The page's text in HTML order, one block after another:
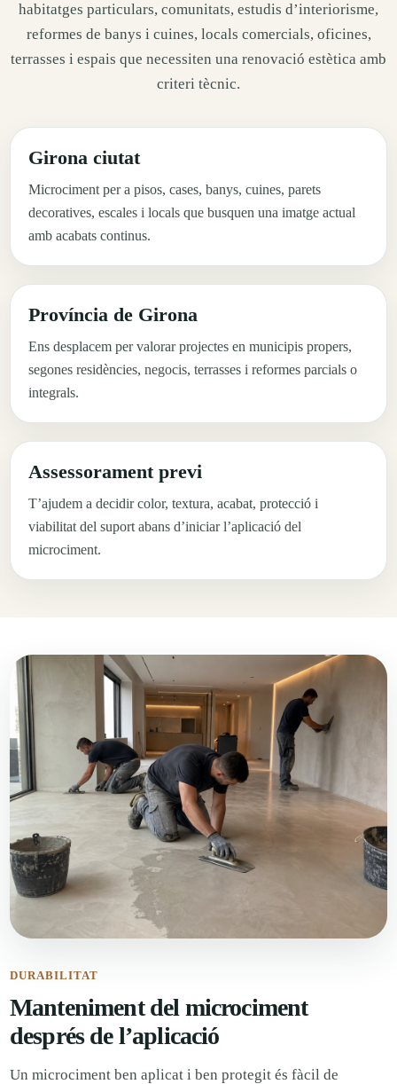
habitatges particulars, comunitats, estudis d’interiorisme,
reformes de banys i cuines, locals comercials, oficines,
terrasses i espais que necessiten una renovació estètica amb
criteri tècnic.
Girona ciutat
Microciment per a pisos, cases, banys, cuines, parets
decoratives, escales i locals que busquen una imatge actual
amb acabats continus.
Província de Girona
Ens desplacem per valorar projectes en municipis propers,
segones residències, negocis, terrasses i reformes parcials o
integrals.
Assessorament previ
T’ajudem a decidir color, textura, acabat, protecció i
viabilitat del suport abans d’iniciar l’aplicació del
microciment.
DURABILITAT
Manteniment del microciment
després de l’aplicació
Un microciment ben aplicat i ben protegit és fàcil de